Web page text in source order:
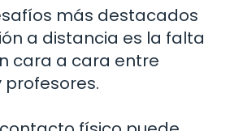
más destacados
a distancia es la falta
cara a cara entre